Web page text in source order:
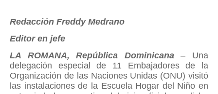
Redacción Freddy Medrano
Editor en jefe
LA ROMANA, República Dominicana– Una
delegación especial de 11 Embajadores de la
Organización de las Naciones Unidas (ONU) visitó
las instalaciones de la Escuela Hogar del Niño en